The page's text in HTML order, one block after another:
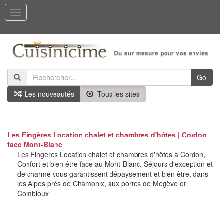
Toggle
navigation
Go
Les nouveautés
Tous les sites
Les Fingères Location chalet et chambres d'hôtes | Cordon
face Mont-Blanc
Les Fingères Location chalet et chambres d'hôtes à Cordon,
Confort et bien être face au Mont-Blanc. Séjours d'exception et
de charme vous garantissent dépaysement et bien être, dans
les Alpes prés de Chamonix, aux portes de Megève et
Combloux